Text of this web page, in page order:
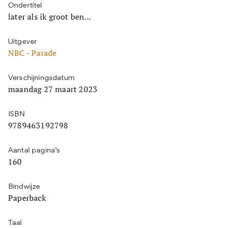
Ondertitel
later als ik groot ben...
Uitgever
NBC - Parade
Verschijningsdatum
maandag 27 maart 2023
ISBN
9789463192798
Aantal pagina’s
160
Bindwijze
Paperback
Taal